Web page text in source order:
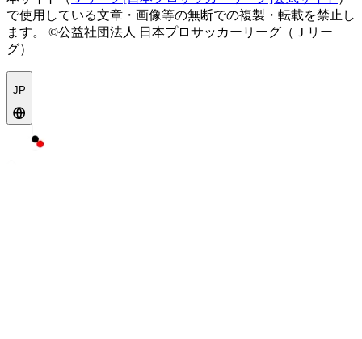
で使用している文章・画像等の無断での複製・転載を禁止し
ます。
©公益社団法人 日本プロサッカーリーグ（Ｊリー
グ）
JP